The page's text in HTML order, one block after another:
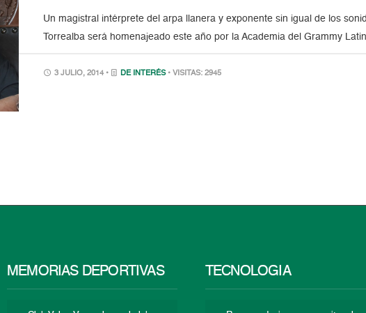
Un magistral intérprete del arpa llanera y exponente sin igual de los
Torrealba será homenajeado este año por la Academia del Grammy
3 JULIO, 2014 • DE INTERÉS • VISITAS: 2945
MEMORIAS DEPORTIVAS TECNOLOGÍA